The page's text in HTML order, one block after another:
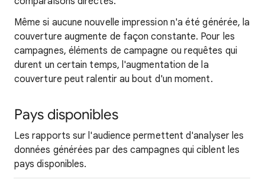
Même si aucune nouvelle impression n'a été générée, la
couverture augmente de façon constante. Pour les
campagnes, éléments de campagne ou requêtes qui
durent un certain temps, l'augmentation de la
couverture peut ralentir au bout d'un moment.
Pays disponibles
Les rapports sur l'audience permettent d'analyser les
données générées par des campagnes qui ciblent les
pays disponibles.